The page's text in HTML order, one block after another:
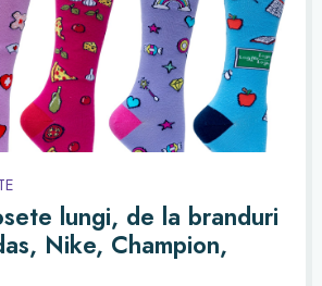
lungi, de la branduri
Nike, Champion,